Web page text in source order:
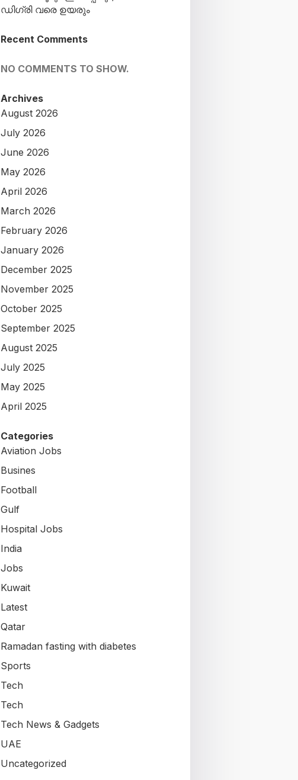
ഡിഗ്രി വരെ ഉയരും
Recent Comments
NO COMMENTS TO SHOW.
Archives
August 2026
July 2026
June 2026
May 2026
April 2026
March 2026
February 2026
January 2026
December 2025
November 2025
October 2025
September 2025
August 2025
July 2025
May 2025
April 2025
Categories
Aviation Jobs
Busines
Football
Gulf
Hospital Jobs
India
Jobs
Kuwait
Latest
Qatar
Ramadan fasting with diabetes
Sports
Tech
Tech
Tech News & Gadgets
UAE
Uncategorized